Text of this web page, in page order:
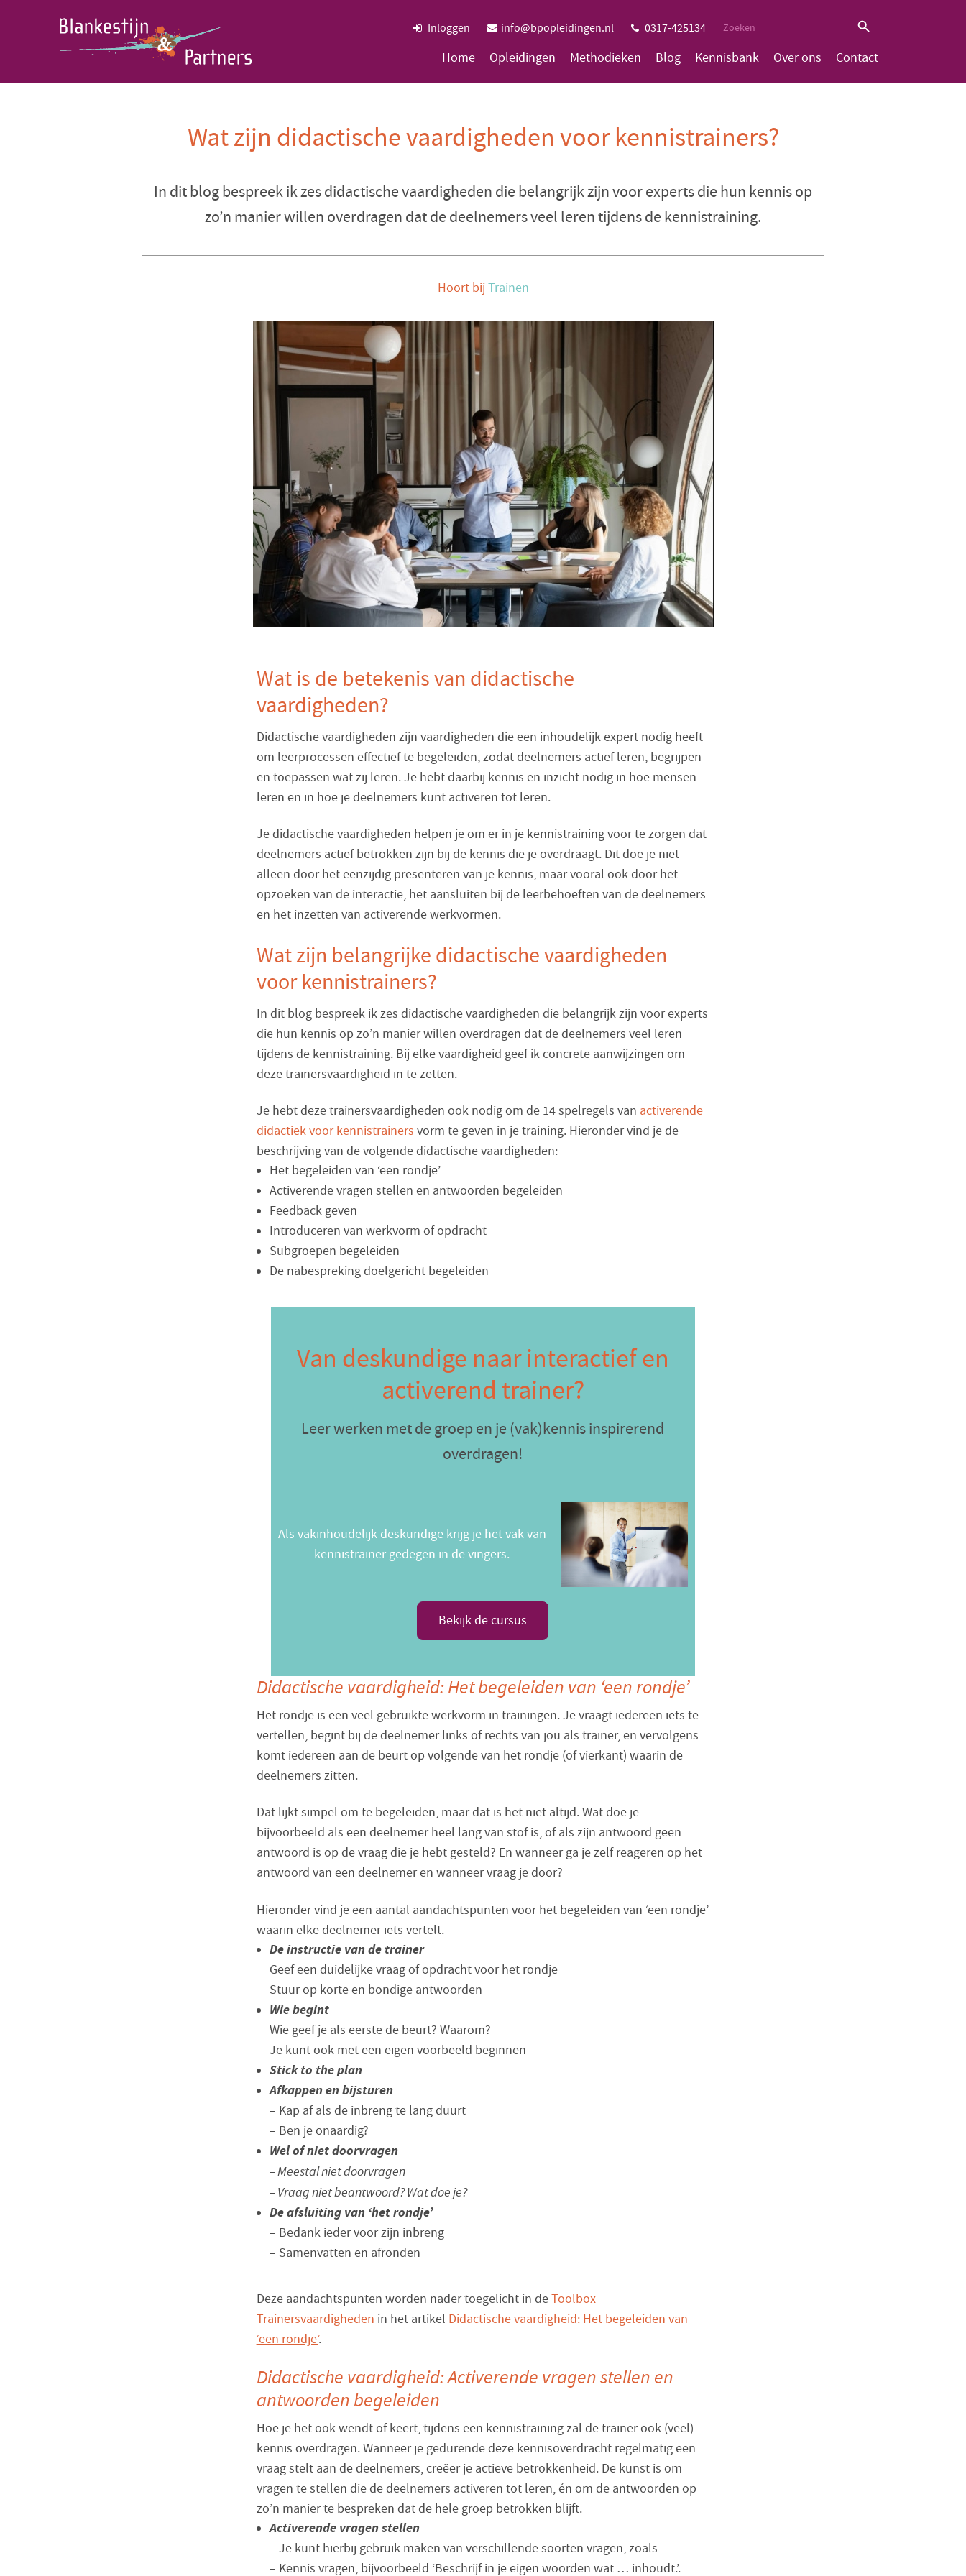
Inloggen info@bpopleidingen.nl 0317-425134 Zoek
naar:
Home Opleidingen Methodieken Blog Kennisbank Over ons Contact
Wat zijn didactische vaardigheden voor kennistrainers?
In dit blog bespreek ik zes didactische vaardigheden die belangrijk zijn voor experts die hun kennis op
zo’n manier willen overdragen dat de deelnemers veel leren tijdens de kennistraining.
Hoort bijTrainen
Wat is de betekenis van didactische
vaardigheden?
Didactische vaardigheden zijn vaardigheden die een inhoudelijk expert nodig heeft
om leerprocessen effectief te begeleiden, zodat deelnemers actief leren, begrijpen
en toepassen wat zij leren. Je hebt daarbij kennis en inzicht nodig in hoe mensen
leren en in hoe je deelnemers kunt activeren tot leren.
Je didactische vaardigheden helpen je om er in je kennistraining voor te zorgen dat
deelnemers actief betrokken zijn bij de kennis die je overdraagt. Dit doe je niet
alleen door het eenzijdig presenteren van je kennis, maar vooral ook door het
opzoeken van de interactie, het aansluiten bij de leerbehoeften van de deelnemers
en het inzetten van activerende werkvormen.
Wat zijn belangrijke didactische vaardigheden
voor kennistrainers?
In dit blog bespreek ik zes didactische vaardigheden die belangrijk zijn voor experts
die hun kennis op zo’n manier willen overdragen dat de deelnemers veel leren
tijdens de kennistraining. Bij elke vaardigheid geef ik concrete aanwijzingen om
deze trainersvaardigheid in te zetten.
Je hebt deze trainersvaardigheden ook nodig om de 14 spelregels van activerende
didactiek voor kennistrainers vorm te geven in je training. Hieronder vind je de
beschrijving van de volgende didactische vaardigheden:
Het begeleiden van ‘een rondje’
Activerende vragen stellen en antwoorden begeleiden
Feedback geven
Introduceren van werkvorm of opdracht
Subgroepen begeleiden
De nabespreking doelgericht begeleiden
Van deskundige naar interactief en
activerend trainer?
Leer werken met de groep en je (vak)kennis inspirerend
overdragen!
Als vakinhoudelijk deskundige krijg je het vak van
kennistrainer gedegen in de vingers.
Bekijk de cursus
Didactische vaardigheid: Het begeleiden van ‘een rondje’
Het rondje is een veel gebruikte werkvorm in trainingen. Je vraagt iedereen iets te
vertellen, begint bij de deelnemer links of rechts van jou als trainer, en vervolgens
komt iedereen aan de beurt op volgende van het rondje (of vierkant) waarin de
deelnemers zitten.
Dat lijkt simpel om te begeleiden, maar dat is het niet altijd. Wat doe je
bijvoorbeeld als een deelnemer heel lang van stof is, of als zijn antwoord geen
antwoord is op de vraag die je hebt gesteld? En wanneer ga je zelf reageren op het
antwoord van een deelnemer en wanneer vraag je door?
Hieronder vind je een aantal aandachtspunten voor het begeleiden van ‘een rondje’
waarin elke deelnemer iets vertelt.
De instructie van de trainer
Geef een duidelijke vraag of opdracht voor het rondje
Stuur op korte en bondige antwoorden
Wie begint
Wie geef je als eerste de beurt? Waarom?
Je kunt ook met een eigen voorbeeld beginnen
Stick to the plan
Afkappen en bijsturen
– Kap af als de inbreng te lang duurt
– Ben je onaardig?
Wel of niet doorvragen
– Meestal niet doorvragen
– Vraag niet beantwoord? Wat doe je?
De afsluiting van ‘het rondje’
– Bedank ieder voor zijn inbreng
– Samenvatten en afronden
Deze aandachtspunten worden nader toegelicht in deToolbox
Trainersvaardigheden in het artikel Didactische vaardigheid: Het begeleiden van
‘een rondje’.
Didactische vaardigheid: Activerende vragen stellen en
antwoorden begeleiden
Hoe je het ook wendt of keert, tijdens een kennistraining zal de trainer ook (veel)
kennis overdragen. Wanneer je gedurende deze kennisoverdracht regelmatig een
vraag stelt aan de deelnemers, creëer je actieve betrokkenheid. De kunst is om
vragen te stellen die de deelnemers activeren tot leren, én om de antwoorden op
zo’n manier te bespreken dat de hele groep betrokken blijft.
Activerende vragen stellen
– Je kunt hierbij gebruik maken van verschillende soorten vragen, zoals
– Kennis vragen, bijvoorbeeld ‘Beschrijf in je eigen woorden wat … inhoudt.’.